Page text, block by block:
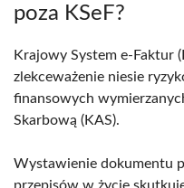
poza KSeF?
Krajowy System e-Faktur
zlekceważenie niesie
finansowych
Skarbową (KAS).
Wystawienie dokumentu